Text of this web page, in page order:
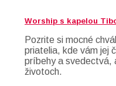
Worship s kapelou
Pozrite si mocné
priatelia, kde vám jej
príbehy a svedectvá,
životoch.